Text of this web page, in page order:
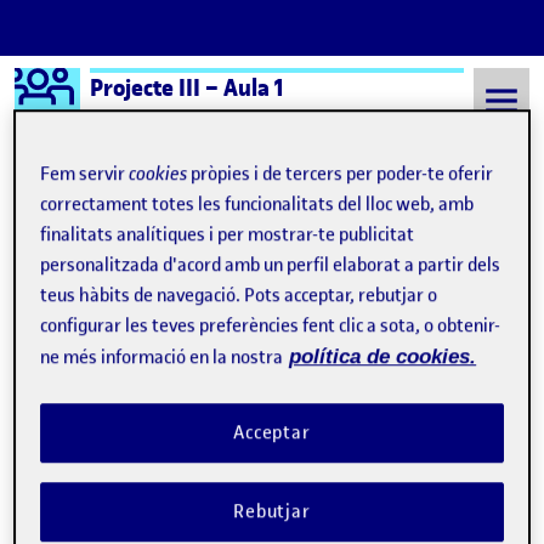
Saltar al contingut
Logo Ágora
Projecte III – Aula 1
Semestre 20241 - Aula 1 El pene es un encanto
El pene es un encanto
Crítica contundente al psicoanálisis
Publicat per
Úrsula Bischofberger Valdes
Data de publicació17 novembre, 2024 4:36 pm
-1 comentari
Bischofberger U (2024) Collage de pene erecto (Dibujo digital en
color) Esa otra pseudociencia que hemos heredado de nuestro
siglo XX, junto con un marxismo que tuvo tantos aciertos y tan
garrafales errores; esa otra pseudociencia que iluminó tantas
Fem servircookies pròpies i de tercers per poder-te oferir
correctament totes les funcionalitats del lloc web, amb
finalitats analítiques i per mostrar-te publicitat
personalitzada d'acord amb un perfil elaborat a partir dels
teus hàbits de navegació. Pots acceptar, rebutjar o
configurar les teves preferències fent clic a sota, o obtenir-
ne més informació en la nostra política de cookies.
Rebutjar
Acceptar